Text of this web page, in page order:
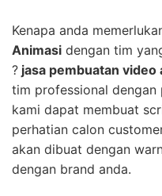
Kenapa anda
Animasi dengan tim
? jasa pembuatan video
tim professional dengan
kami dapat membuat
perhatian calon
akan dibuat dengan
dengan brand anda.